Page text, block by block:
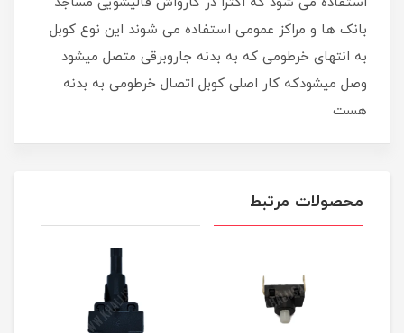
بانک ها و مراکز عمومی استفاده می شوند این نوع کوبل
به انتهای خرطومی که به بدنه جاروبرقی متصل میشود
وصل میشودکه کار اصلی کوبل اتصال خرطومی به بدنه
هست
محصولات مرتبط